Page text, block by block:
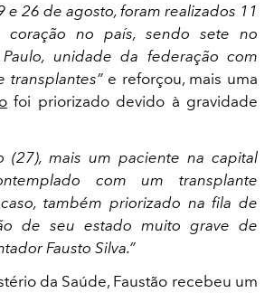
e 26 de agosto, foram realizados 11
coração no país, sendo sete no
unidade da federação com
transplantes”e reforçou, mais uma
foi priorizado devido à gravidade
(27), mais um paciente na capital
com um transplante
também priorizado na fila de
de seu estado muito grave de
Fausto Silva.”
da Saúde, Faustão recebeu um